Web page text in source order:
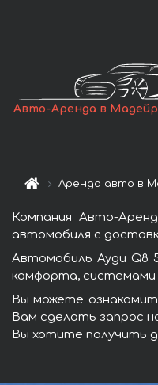
Авто-Аренда в
Аренда авто в
Компания Авто-
автомобиля с
Автомобиль Ауди Q8
комфорта, системами
Вы можете
Вам сделать запрос
Вы хотите получить